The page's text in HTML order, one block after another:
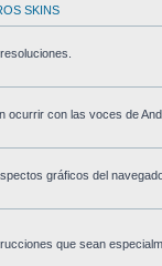
SKINS
ocurrir con las voces de
gráficos del
que sean